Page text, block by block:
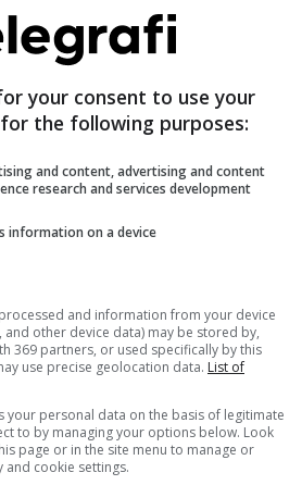
e kaltër?!
sy të kaltër?
your consent to use your
the following purposes:
and content, advertising and content
research and services development
information on a device
and information from your device
other device data) may be stored by,
369 partners, or used specifically by this
use precise geolocation data. List of
your personal data on the basis of legitimate
to by managing your options below. Look
page or in the site menu to manage or
and cookie settings.